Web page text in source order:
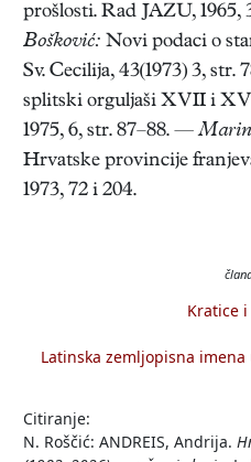
prošlosti. Rad JAZU, 1965,
Bošković: Novi podaci o
Sv. Cecilija, 43(1973) 3, str.
splitski orguljaši XVII i
1975, 6, str. 87–88. —Marin
Hrvatske provincije
1973, 72 i 204.
Kratice
Latinska zemljopisna
Citiranje:
N. Roščić: ANDREIS, Andrija.